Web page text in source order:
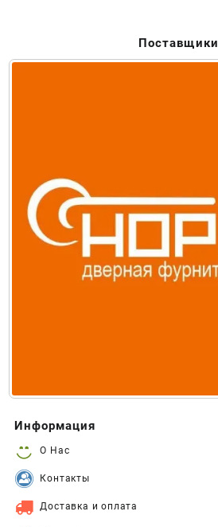
Поставщики
Информация
О Нас
Контакты
Доставка и оплата